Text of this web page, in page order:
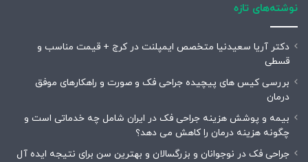
نوشته‌های تازه
دکتر آریا سعیدنیا متخصص ایمپلنت در کرج + قیمت مناسب و
قسطی
بررسی کیس های پیچیده جراحی فک و صورت و راهکارهای موفق
درمان
بیمه و پوشش هزینه جراحی فک در ایران شامل چه خدماتی است و
چگونه هزینه درمان را کاهش می دهد؟
جراحی فک در نوجوانان و بزرگسالان و بهترین سن برای نتیجه ایده آل